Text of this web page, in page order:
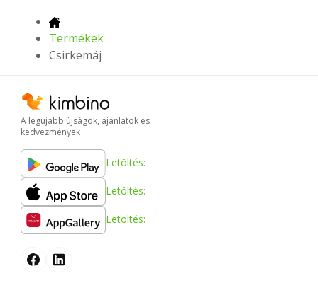
Termékek
Csirkemáj
A legújabb újságok, ajánlatok és
kedvezmények
Letöltés:
Letöltés:
Letöltés: